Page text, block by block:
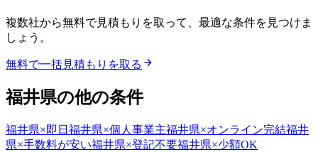
複数社から無料で見積もりを取って、最適な条件を見つけま
しょう。
無料で一括見積もりを取る
福井県の他の条件
福井県×即日 福井県×個人事業主福井県×オンライン完結福井
県×手数料が安い福井県×登記不要福井県×少額OK